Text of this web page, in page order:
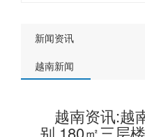
新闻资讯
越南新闻
越南资讯:越
别,180㎡三层